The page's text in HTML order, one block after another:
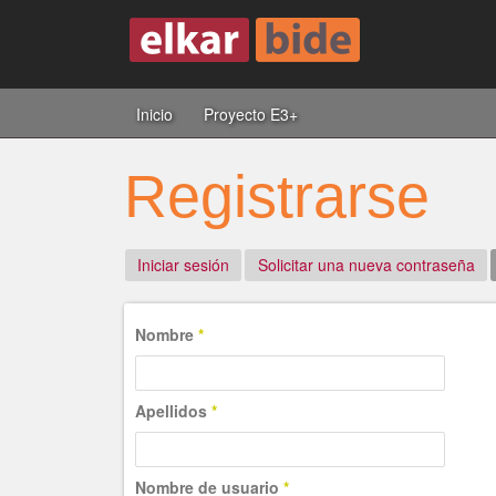
Inicio Proyecto E3+
Registrarse
Iniciar sesión Solicitar una nueva contraseña
Nombre *
Apellidos *
Nombre de usuario *